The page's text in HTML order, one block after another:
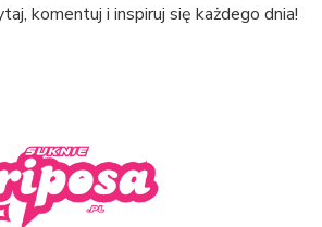
komentuj i inspiruj się każdego dnia!